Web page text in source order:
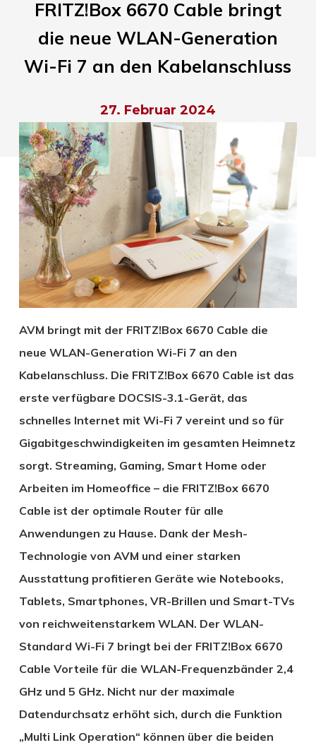
FRITZ!Box 6670 Cable bringt
die neue WLAN-Generation
Wi-Fi 7 an den Kabelanschluss
27. Februar 2024
AVM bringt mit der FRITZ!Box 6670 Cable die
neue WLAN-Generation Wi-Fi 7 an den
Kabelanschluss. Die FRITZ!Box 6670 Cable ist das
erste verfügbare DOCSIS-3.1-Gerät, das
schnelles Internet mit Wi-Fi 7 vereint und so für
Gigabitgeschwindigkeiten im gesamten Heimnetz
sorgt. Streaming, Gaming, Smart Home oder
Arbeiten im Homeoffice – die FRITZ!Box 6670
Cable ist der optimale Router für alle
Anwendungen zu Hause. Dank der Mesh-
Technologie von AVM und einer starken
Ausstattung profitieren Geräte wie Notebooks,
Tablets, Smartphones, VR-Brillen und Smart-TVs
von reichweitenstarkem WLAN. Der WLAN-
Standard Wi-Fi 7 bringt bei der FRITZ!Box 6670
Cable Vorteile für die WLAN-Frequenzbänder 2,4
GHz und 5 GHz. Nicht nur der maximale
Datendurchsatz erhöht sich, durch die Funktion
„Multi Link Operation“ können über die beiden